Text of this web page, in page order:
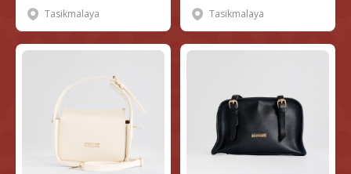
Tasikmalaya
Tasikmalaya